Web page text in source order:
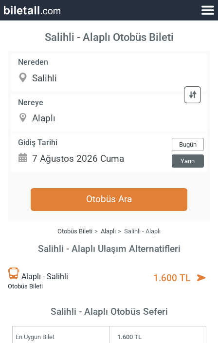
Salihli - Alaplı Otobüs Bileti
Nereden
Nereye
Gidiş Tarihi Bugün
Yarın
Otobüs Ara
Otobüs Bileti Alaplı Salihli - Alaplı
Salihli - Alaplı Ulaşım Alternatifleri
Alaplı - Salihli
Otobüs Bileti
1.600 TL
Salihli - Alaplı Otobüs Seferi
En Uygun Bilet 1.600 TL